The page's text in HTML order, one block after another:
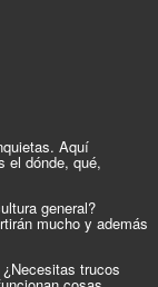
Aquí
el dónde, qué,
general?
mucho y además
trucos